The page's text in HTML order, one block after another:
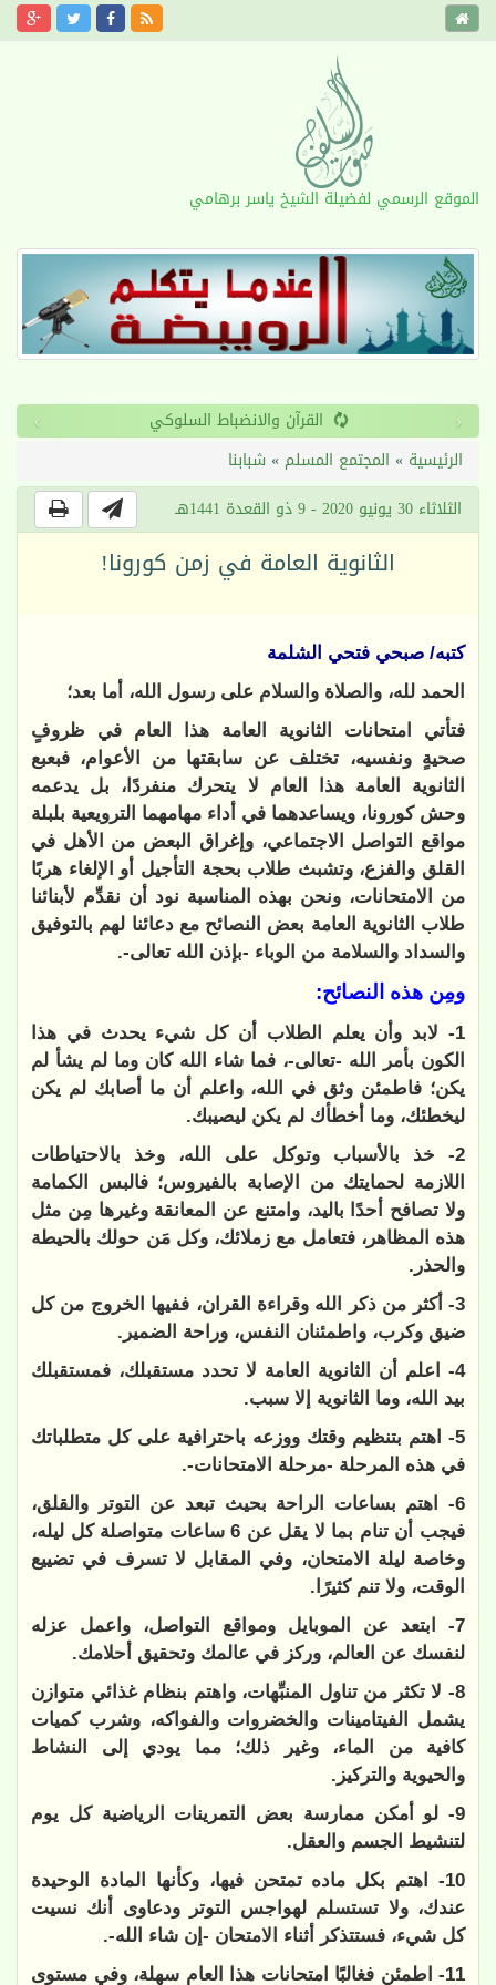
الموقع الرسمي لفضيلة الشيخ ياسر برهامي
القرآن والانضباط السلوكي ‹
›
الرئيسية » المجتمع المسلم » شبابنا
الثلاثاء 30 يونيو 2020 - 9 ذو القعدة 1441هـ
الثانوية العامة في زمن كورونا!
كتبه/ صبحي فتحي الشلمة
الحمد لله، والصلاة والسلام على رسول الله، أما بعد؛
فتأتي امتحانات الثانوية العامة هذا العام في ظروفٍ
صحيةٍ ونفسيه، تختلف عن سابقتها من الأعوام، فبعبع
الثانوية العامة هذا العام لا يتحرك منفردًا، بل يدعمه
وحش كورونا، ويساعدهما في أداء مهامهما الترويعية بلبلة
مواقع التواصل الاجتماعي، وإغراق البعض من الأهل في
القلق والفزع، وتشبث طلاب بحجة التأجيل أو الإلغاء هربًا
من الامتحانات، ونحن بهذه المناسبة نود أن نقدِّم لأبنائنا
طلاب الثانوية العامة بعض النصائح مع دعائنا لهم بالتوفيق
والسداد والسلامة من الوباء -بإذن الله تعالى-.
ومِن هذه النصائح:
1- لابد وأن يعلم الطلاب أن كل شيء يحدث في هذا
الكون بأمر الله -تعالى-، فما شاء الله كان وما لم يشأ لم
يكن؛ فاطمئن وثق في الله، واعلم أن ما أصابك لم يكن
ليخطئك، وما أخطأك لم يكن ليصيبك.
2- خذ بالأسباب وتوكل على الله، وخذ بالاحتياطات
اللازمة لحمايتك من الإصابة بالفيروس؛ فالبس الكمامة
ولا تصافح أحدًا باليد، وامتنع عن المعانقة وغيرها مِن مثل
هذه المظاهر، فتعامل مع زملائك، وكل مَن حولك بالحيطة
والحذر.
3- أكثر من ذكر الله وقراءة القران، ففيها الخروج من كل
ضيق وكرب، واطمئنان النفس، وراحة الضمير.
4- اعلم أن الثانوية العامة لا تحدد مستقبلك، فمستقبلك
بيد الله، وما الثانوية إلا سبب.
5- اهتم بتنظيم وقتك ووزعه باحترافية على كل متطلباتك
في هذه المرحلة -مرحلة الامتحانات-.
6- اهتم بساعات الراحة بحيث تبعد عن التوتر والقلق،
فيجب أن تنام بما لا يقل عن 6 ساعات متواصلة كل ليله،
وخاصة ليلة الامتحان، وفي المقابل لا تسرف في تضييع
الوقت، ولا تنم كثيرًا.
7- ابتعد عن الموبايل ومواقع التواصل، واعمل عزله
لنفسك عن العالم، وركز في عالمك وتحقيق أحلامك.
8- لا تكثر من تناول المنبِّهات، واهتم بنظام غذائي متوازن
يشمل الفيتامينات والخضروات والفواكه، وشرب كميات
كافية من الماء، وغير ذلك؛ مما يودي إلى النشاط
والحيوية والتركيز.
9- لو أمكن ممارسة بعض التمرينات الرياضية كل يوم
لتنشيط الجسم والعقل.
10- اهتم بكل ماده تمتحن فيها، وكأنها المادة الوحيدة
عندك، ولا تستسلم لهواجس التوتر ودعاوى أنك نسيت
كل شيء، فستتذكر أثناء الامتحان -إن شاء الله-.
11- اطمئن فغالبًا امتحانات هذا العام سهلة، وفي مستوى